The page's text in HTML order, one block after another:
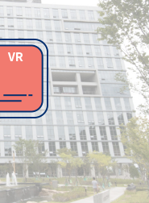
물 영상 기록물
년 광장